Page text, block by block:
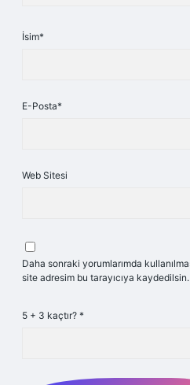
İsim*
E-Posta*
Web Sitesi
Daha sonraki yorumlarımda
site adresim bu tarayıcıya kaydedilsin.
5 + 3 kaçtır? *